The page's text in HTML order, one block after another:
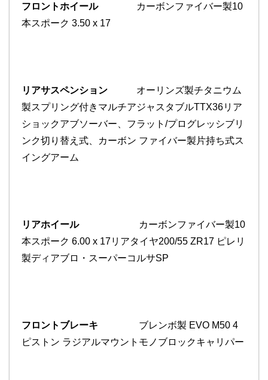
フロントホイールカーボンファイバー製10
本スポーク 3.50 x 17
リアサスペンション オーリンズ製チタニウム
製スプリング付きマルチアジャスタブルTTX36リア
ショックアブソーバー、フラット/プログレッシブリ
ンク切り替え式、カーボン ファイバー製片持ち式ス
イングアーム
リアホイール
カーボンファイバー製10
本スポーク 6.00 x 17リアタイヤ200/55 ZR17 ピレリ
製ディアブロ・スーパーコルサSP
フロントブレーキ
ブレンボ製 EVO M50 4
ピストン ラジアルマウントモノブロックキャリパー